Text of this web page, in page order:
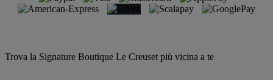
Trova la Signature Boutique Le Creuset più vicina a te